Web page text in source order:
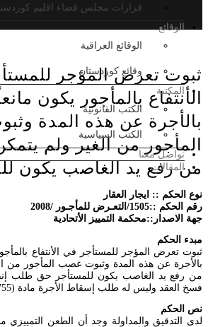
قرارات مجلس قضاء اقليم
الوقائع
الوقائع العراقية
وقائع كوردستان
المكتبة
الكتب القانونية
الكتب السياسية
تواصل معنا
المقالات
موقع المكتب :: Location office
ثبوت تعرض المؤجر
الأنتفاع بالمأجور يكون
بالأجرة عن هذه المدة
المأجور من الغير ولم
من رفع يد الغاصب يكون
نوع الحكم :: ايجار العقار
رقم الحكم ::1505/التعـرض للمأجـور /2008
جهة الاصدار::محكمة التمييز الأتحادية
مبدء الحكم
ثبوت تعرض المؤجر للمستأجر في الأنتفاع
بالأجرة عن هذه المدة وثبوت غصب المأجور من
من رفع يد الغاصب يكون للمستأجر حق طلب
فسخ العقد وليس له طلب إسقاط الأجرة مادة (755) مدني.
نص الحكم
لدى التدقيق والمداولة وجد أن الطعن التمييزي